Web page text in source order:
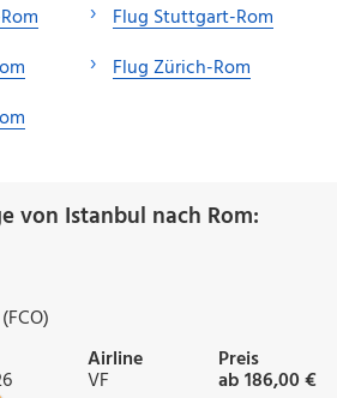
Flug Stuttgart-Rom
Flug Zürich-Rom
von Istanbul nach Rom:
Airline
VF
Preis
ab 186,00 €